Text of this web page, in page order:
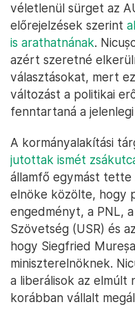
véletlenül sürget az
előrejelzések szerint
is arathatnának.
azért szeretné
választásokat, mert
változást a politikai
fenntartaná a
A kormányalakítási
jutottak ismét
államfő egymást tette
elnöke közölte, hogy
engedményt, a PNL,
Szövetség (USR) és
hogy Siegfried
miniszterelnöknek.
a liberálisok az elmúlt
korábban vállalt